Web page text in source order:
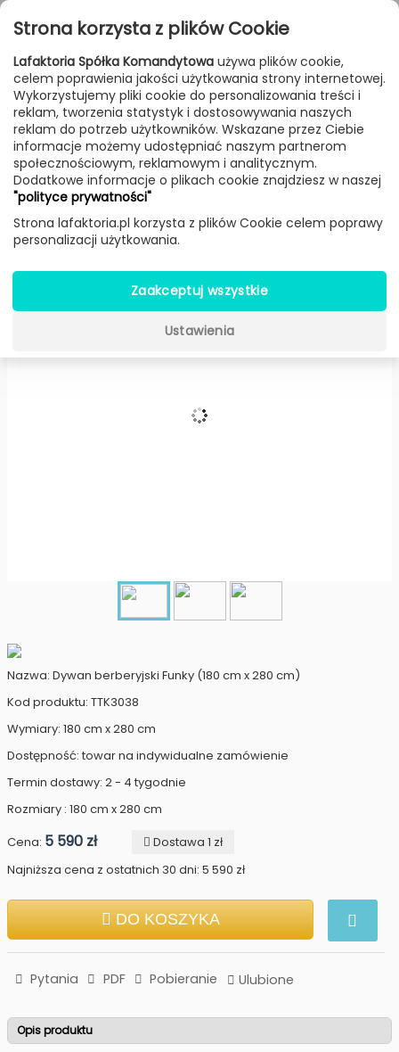
Przejdź do treści
FILTROWANIE & SORTOWANIE
Dodatki Producenci HKliving Produkt
Dywan berberyjski Funky (180
cm x 280 cm) - HKliving
Nazwa: Dywan berberyjski Funky (180 cm x 280 cm)
Kod produktu: TTK3038
Wymiary: 180 cm x 280 cm
Dostępność: towar na indywidualne zamówienie
Termin dostawy: 2 - 4 tygodnie
Rozmiary : 180 cm x 280 cm
Cena: 5 590 zł
Dostawa 1 zł
Najniższa cena z ostatnich 30 dni: 5 590 zł
DO KOSZYKA
Pytania PDF Pobieranie Ulubione
Opis produktu
Strona korzysta z plików Cookie
Lafaktoria Spółka Komandytowa używa plików cookie,
celem poprawienia jakości użytkowania strony internetowej.
Wykorzystujemy pliki cookie do personalizowania treści i
reklam, tworzenia statystyk i dostosowywania naszych
reklam do potrzeb użytkowników. Wskazane przez Ciebie
informacje możemy udostępniać naszym partnerom
społecznościowym, reklamowym i analitycznym.
Dodatkowe informacje o plikach cookie znajdziesz w naszej
"polityce prywatności"
Strona lafaktoria.pl korzysta z plików Cookie celem poprawy
personalizacji użytkowania.
Zaakceptuj wszystkie
Ustawienia